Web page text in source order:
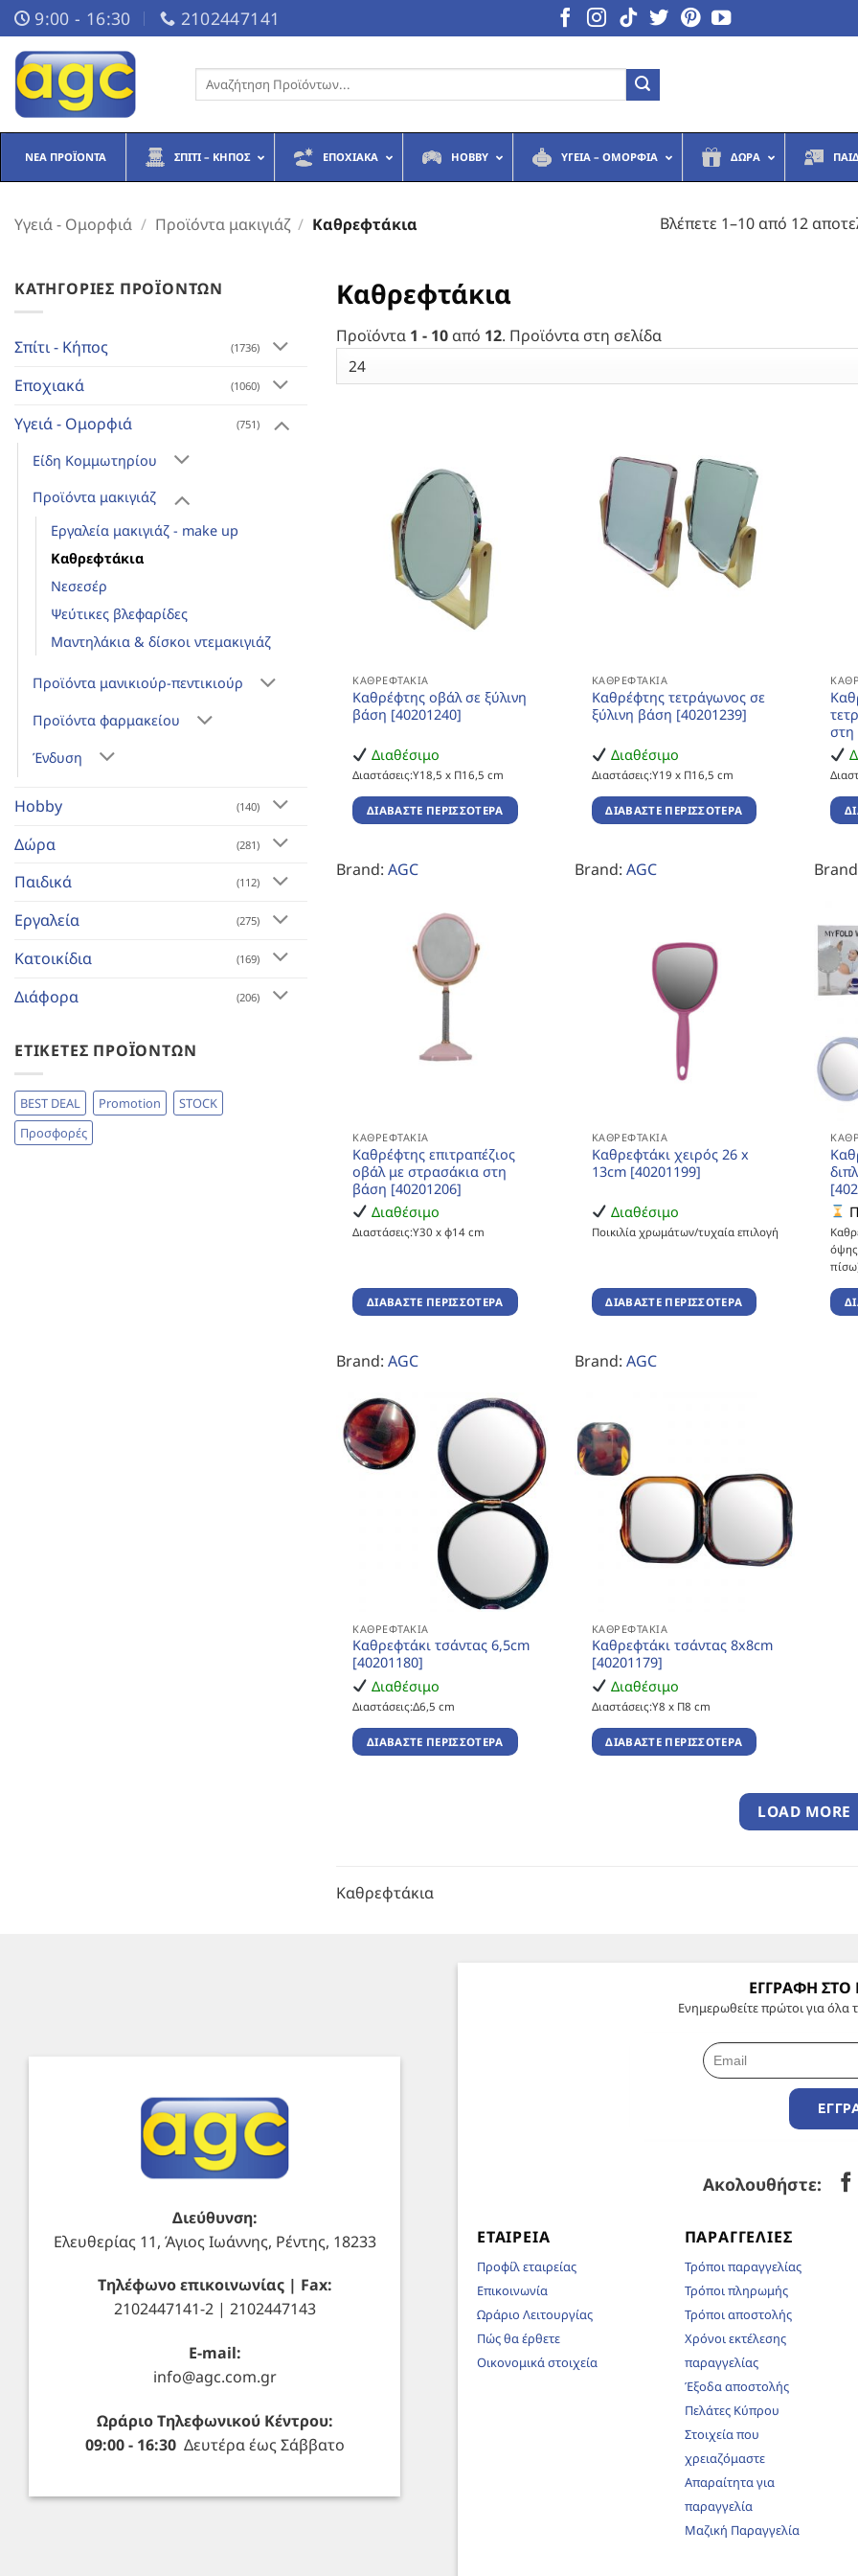
Μετάβαση
στο
περιεχόμενο
9:00 - 16:30 2102447141
Αναζήτηση
ΝΈΑ ΠΡΟΪΌΝΤΑ ΣΠΊΤΙ – ΚΉΠΟΣ ΕΠΟΧΙΑΚΆ HOBBY ΥΓΕΙΆ – ΟΜΟΡΦΙΆ ΔΏΡΑ
Υγειά - Ομορφιά / Προϊόντα μακιγιάζ / Καθρεφτάκια Βλέπετε 1–10 από 12
ΚΑΤΗΓΟΡΊΕΣ ΠΡΟΪΌΝΤΩΝ
Σπίτι - Κήπος (1736)
Εποχιακά (1060)
Υγειά - Ομορφιά (751)
Είδη Κομμωτηρίου
Προϊόντα μακιγιάζ
Εργαλεία μακιγιάζ - make up
Καθρεφτάκια
Νεσεσέρ
Ψεύτικες βλεφαρίδες
Μαντηλάκια & δίσκοι ντεμακιγιάζ
Προϊόντα μανικιούρ-πεντικιούρ
Προϊόντα φαρμακείου
Ένδυση
Hobby (140)
Δώρα (281)
Παιδικά (112)
Εργαλεία (275)
Κατοικίδια (169)
Διάφορα (206)
ΕΤΙΚΈΤΕΣ ΠΡΟΪΌΝΤΩΝ
BEST DEAL Promotion
STOCK
Προσφορές
Καθρεφτάκια
Προϊόντα 1 - 10 από 12. Προϊόντα στη σελίδα
ΚΑΘΡΕΦΤΆΚΙΑ
Καθρέφτης οβάλ σε ξύλινη
βάση [40201240]
Διαθέσιμο
Διαστάσεις:Υ18,5 x Π16,5 cm
ΔΙΑΒΆΣΤΕ ΠΕΡΙΣΣΌΤΕΡΑ
Brand: AGC
ΚΑΘΡΕΦΤΆΚΙΑ
Καθρέφτης τετράγωνος σε
ξύλινη βάση [40201239]
Διαθέσιμο
Διαστάσεις:Υ19 x Π16,5 cm
ΔΙΑΒΆΣΤΕ ΠΕΡΙΣΣΌΤΕΡΑ
Brand:AGC
στη
ΚΑΘΡΕΦΤΆΚΙΑ
Καθρέφτης επιτραπέζιος
οβάλ με στρασάκια στη
βάση [40201206]
Διαθέσιμο
Διαστάσεις:Υ30 x φ14 cm
ΔΙΑΒΆΣΤΕ ΠΕΡΙΣΣΌΤΕΡΑ
Brand: AGC
ΚΑΘΡΕΦΤΆΚΙΑ
Καθρεφτάκι χειρός 26 x
13cm [40201199]
Διαθέσιμο
Ποικιλία χρωμάτων/τυχαία επιλογή
ΔΙΑΒΆΣΤΕ ΠΕΡΙΣΣΌΤΕΡΑ
Brand:AGC
ΚΑΘΡΕΦΤΆΚΙΑ
Καθρεφτάκι τσάντας 6,5cm
[40201180]
Διαθέσιμο
Διαστάσεις:Δ6,5 cm
ΔΙΑΒΆΣΤΕ ΠΕΡΙΣΣΌΤΕΡΑ
ΚΑΘΡΕΦΤΆΚΙΑ
Καθρεφτάκι τσάντας 8x8cm
[40201179]
Διαθέσιμο
Διαστάσεις:Υ8 x Π8 cm
ΔΙΑΒΆΣΤΕ ΠΕΡΙΣΣΌΤΕΡΑ
LOAD MORE
Καθρεφτάκια
Διεύθυνση:
Ελευθερίας 11, Άγιος Ιωάννης, Ρέντης, 18233
Τηλέφωνο επικοινωνίας | Fax:
2102447141-2 | 2102447143
E-mail:
info@agc.com.gr
Ωράριο Τηλεφωνικού Κέντρου:
09:00 - 16:30Δευτέρα έως Σάββατο
ΕΓΓΡΑΦΗ ΣΤΟ
Ενημερωθείτε πρώτοι για όλα
Ακολουθήστε:
ΕΤΑΙΡΕΊΑ
Προφίλ εταιρείας
Επικοινωνία
Ωράριο Λειτουργίας
Πώς θα έρθετε
Οικονομικά στοιχεία
ΠΑΡΑΓΓΕΛΊΕΣ
Τρόποι παραγγελίας
Τρόποι πληρωμής
Τρόποι αποστολής
Χρόνοι εκτέλεσης
παραγγελίας
Έξοδα αποστολής
Πελάτες Κύπρου
Στοιχεία που
χρειαζόμαστε
Απαραίτητα για
παραγγελία
Μαζική Παραγγελία